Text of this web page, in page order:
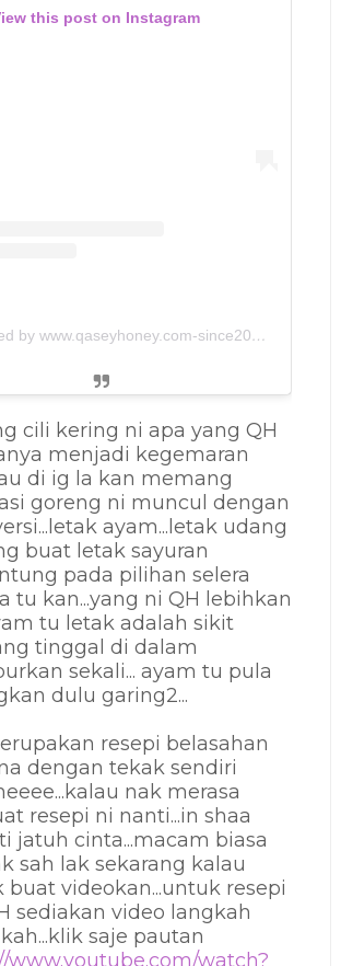
this post on Instagram
A post shared by www.qaseyhoney.com-since2011🇲🇾 (@qaseyhoney)
cili kering ni apa yang QH
menjadi kegemaran
di ig la kan memang
goreng ni muncul dengan
ayam...letak udang
buat letak sayuran
pada pilihan selera
tu kan...yang ni QH lebihkan
tu letak adalah sikit
tinggal di dalam
sekali... ayam tu pula
dulu garing2...
resepi belasahan
dengan tekak sendiri
nak merasa
resepi ni nanti...in shaa
jatuh cinta...macam biasa
sah lak sekarang kalau
buat videokan...untuk resepi
sediakan video langkah
saje pautan
www.youtube.com/watch?